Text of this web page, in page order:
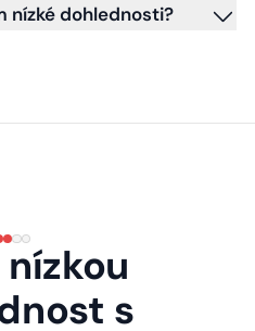
nízké dohlednosti?
s